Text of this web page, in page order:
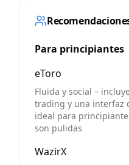
Para principiantes
eToro
Fluida y social –
trading y una interfaz
ideal para
son pulidas
WazirX